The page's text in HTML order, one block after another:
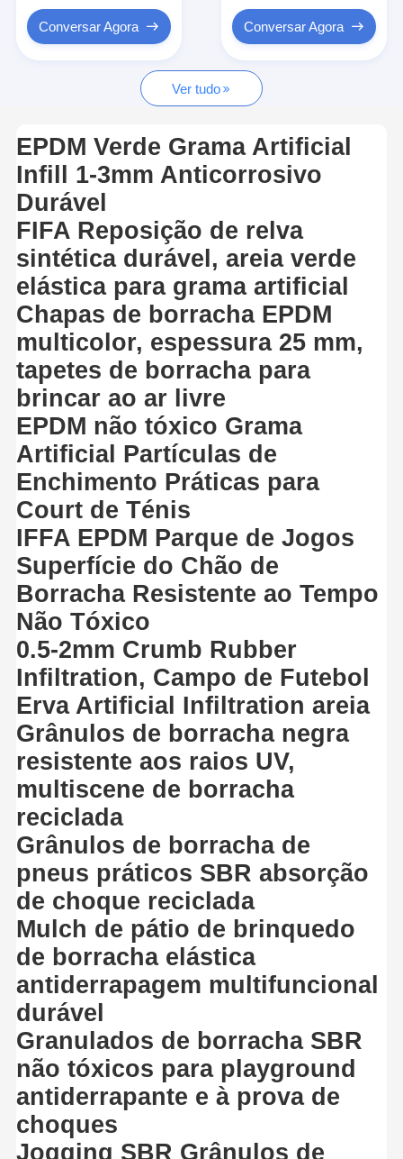
Grânulo de borracha de EPDM
Pavimentadores de borracha interligados
Grânulo de borracha de SBR
Aglutinantes de PU
grama artificial do relvado
Instalação de pista de corrida
Conversar Agora
Conversar Agora
Ver tudo
EPDM Verde Grama Artificial
Infill 1-3mm Anticorrosivo
Durável
FIFA Reposição de relva
sintética durável, areia verde
elástica para grama artificial
Chapas de borracha EPDM
multicolor, espessura 25 mm,
tapetes de borracha para
brincar ao ar livre
EPDM não tóxico Grama
Artificial Partículas de
Enchimento Práticas para
Court de Ténis
IFFA EPDM Parque de Jogos
Superfície do Chão de
Borracha Resistente ao Tempo
Não Tóxico
0.5-2mm Crumb Rubber
Infiltration, Campo de Futebol
Erva Artificial Infiltration areia
Grânulos de borracha negra
resistente aos raios UV,
multiscene de borracha
reciclada
Grânulos de borracha de
pneus práticos SBR absorção
de choque reciclada
Mulch de pátio de brinquedo
de borracha elástica
antiderrapagem multifuncional
durável
Granulados de borracha SBR
não tóxicos para playground
antiderrapante e à prova de
choques
Jogging SBR Grânulos de